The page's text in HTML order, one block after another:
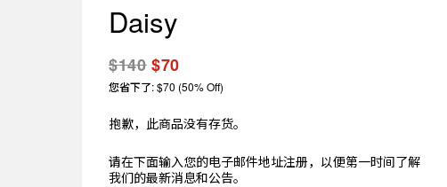
Daisy
$140$70
您省下了: $70 (50% Off)
抱歉，此商品没有存货。
请在下面输入您的电子邮件地址注册，以便第一时间了解
我们的最新消息和公告。